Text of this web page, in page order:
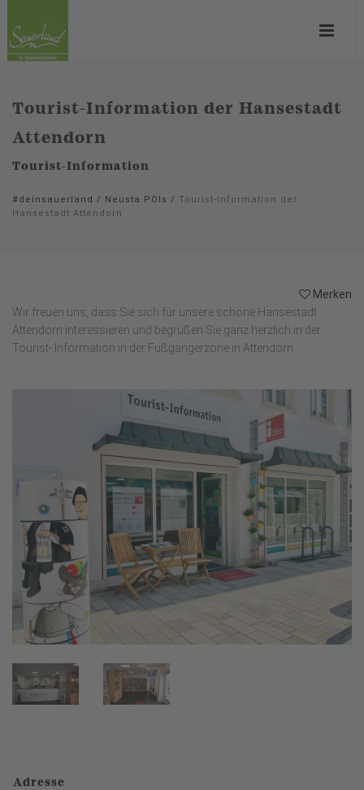
Tourist-Information der Hansestadt
Attendorn
Tourist-Information
#deinsauerland / Neusta POIs / Tourist-Information der
Hansestadt Attendorn
Merken
Wir freuen uns, dass Sie sich für unsere schöne Hansestadt
Attendorn interessieren und begrüßen Sie ganz herzlich in der
Tourist- Information in der Fußgängerzone in Attendorn.
Adresse